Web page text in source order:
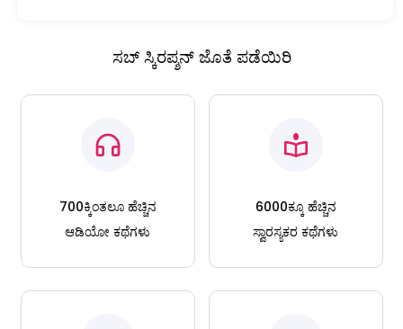
ಸಬ್ ಸ್ಕಿರಪ್ಶನ್ ಜೊತೆ ಪಡೆಯಿರಿ
700ಕ್ಕಿಂತಲೂ ಹೆಚ್ಚಿನ
ಆಡಿಯೋ ಕಥೆಗಳು
6000ಕ್ಕೂ ಹೆಚ್ಚಿನ
ಸ್ವಾರಸ್ಯಕರ ಕಥೆಗಳು